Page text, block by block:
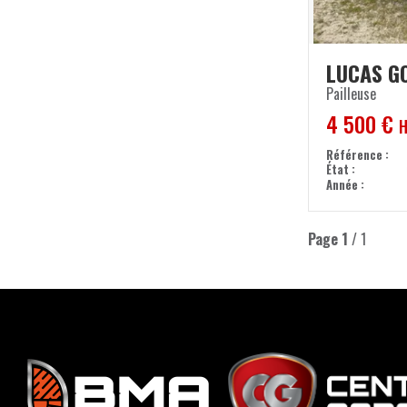
Pailleuse
LUCAS G
Référence
État
Année
4 500 €
Page 1 / 1